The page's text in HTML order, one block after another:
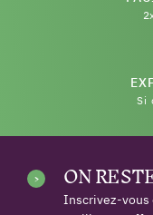
Si
ON
Inscrivez-vous